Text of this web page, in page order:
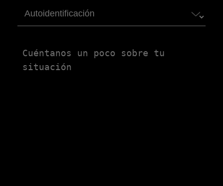
Autoidentificación
Untitled